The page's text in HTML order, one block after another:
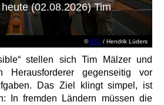
©RTL / Hendrik Lüders
(02.08.2026) Tim
stellen sich Tim Mälzer und
Herausforderer gegenseitig vor
Das Ziel klingt simpel, ist
In fremden Ländern müssen die